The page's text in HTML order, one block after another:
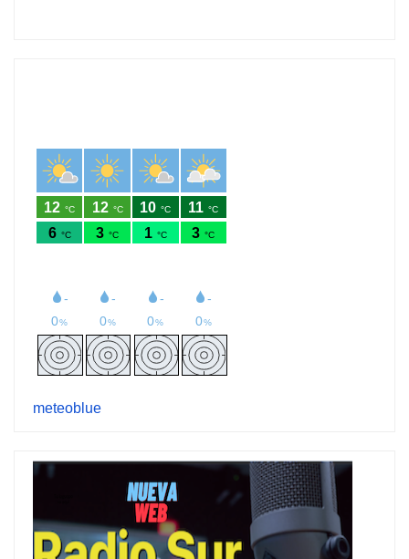
meteoblue